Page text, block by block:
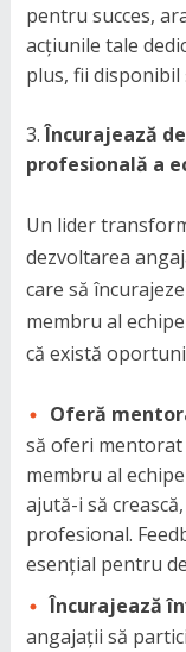
pentru succes,
acțiunile tale
plus, fii disponibil
Încurajează
profesională a
Un lider
dezvoltarea
care să
membru al
că există
Oferă
să oferi
membru al
ajută-i să
profesional.
esențial pentru
Încurajează
angajații să